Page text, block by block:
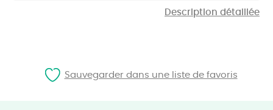
Description détaillée
Sauvegarder dans une liste de favoris